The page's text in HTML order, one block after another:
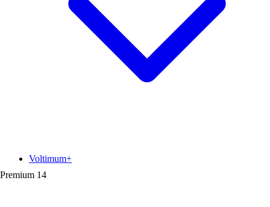
Premium 14
Voltimum+